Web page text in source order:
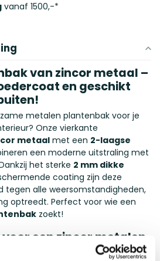
vanaf 1500,-*
van zincor metaal –
en geschikt
metalen plantenbak voor je
Onze vierkante
metaal met een 2-laagse
een moderne uitstraling met
het sterke 2 mm dikke
coating zijn deze
tegen alle weersomstandigheden,
optreedt. Perfect voor wie een
zoekt!
een zincor metalen